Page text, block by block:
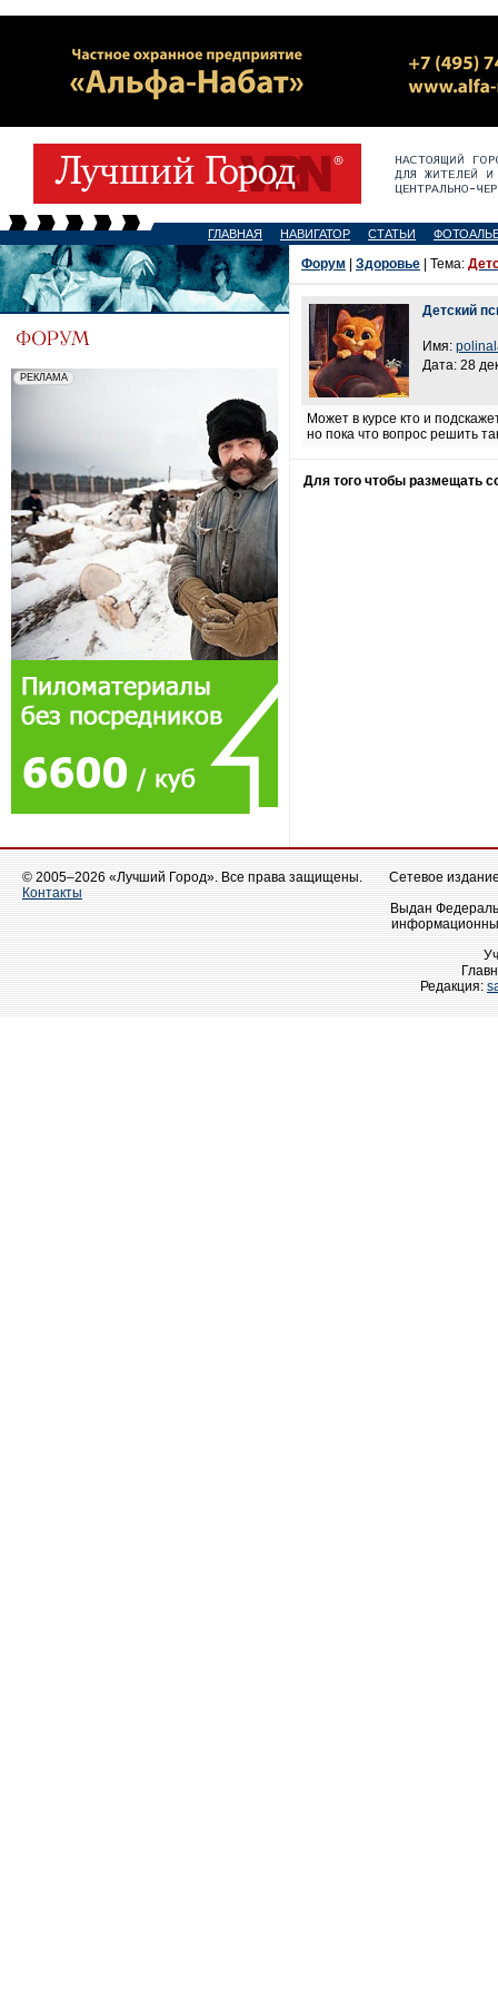
ГЛАВНАЯ НАВИГАТОР СТАТЬИ
Форум Здоровье | Тема:
Детский
Имя:
Дата: 28
Может в курсе кто и
но пока что вопрос решить
Для того чтобы размещать
© 2005–2026 «Лучший Город». Все права защищены.
Контакты
Сетевое
Выдан
Редакция: